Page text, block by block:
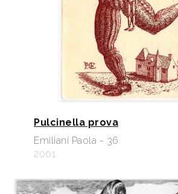
Pulcinella prova
Emiliani Paola - 36
2001